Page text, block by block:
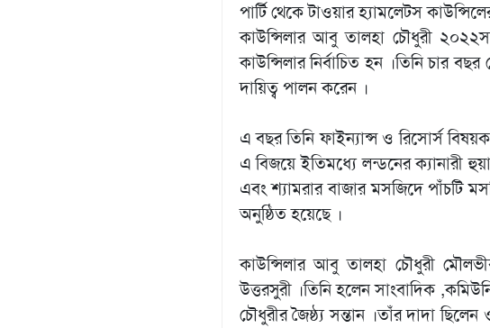
পার্টি থেকে টাওয়ার হ‍্যামলেটস
কাউন্সিলার আবু তালহা চৌধুরী
কাউন্সিলার নির্বাচিত হন ।তিনি চার
দায়িত্ব পালন করেন ।
এ বছর তিনি ফাইন‍্যান্স ও রিসোর্স
এ বিজয়ে ইতিমধ‍্যে লন্ডনের ক‍্যানারী
এবং শ‍্যামরার বাজার মসজিদে পাঁচটি
অনুষ্ঠিত হয়েছে ।
কাউন্সিলার আবু তালহা চৌধুরী
উত্তরসুরী ।তিনি হলেন সাংবাদিক
চৌধুরীর জৈষ্ঠ‍্য সন্তান ।তাঁর দাদা